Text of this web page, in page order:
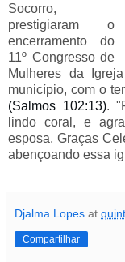
Socorro,
prestigiaramo
encerramento do
11º Congresso de
Mulheres da
município, com o
(Salmos 102:13).
lindo coral, e
esposa, Graças
abençoando essa
Djalma Lopes at
Compartilhar